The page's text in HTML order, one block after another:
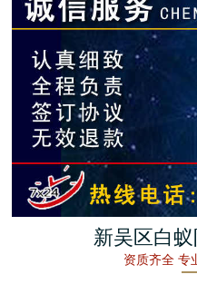
杭州白蚁防治
建德白蚁防治
桐庐白蚁防治
淳安白蚁防治
宁波白蚁防治
新吴区白
资质齐全 专